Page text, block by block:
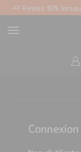
Retirez 10%
Connexion